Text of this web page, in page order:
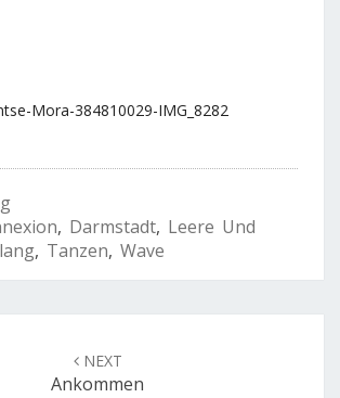
Mora-384810029-IMG_8282
, Darmstadt, Leere Und
, Tanzen, Wave
NEXT
Ankommen